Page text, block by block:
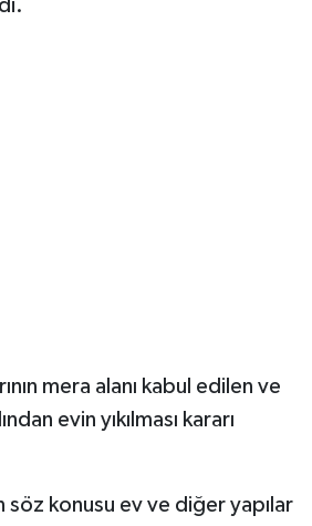
mera alanı kabul edilen ve
evin yıkılması kararı
söz konusu ev ve diğer yapılar